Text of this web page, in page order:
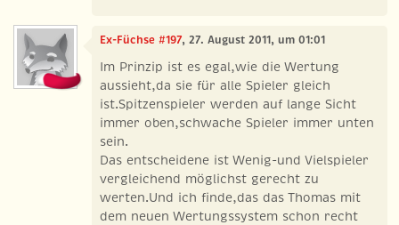
Ex-Füchse #197, 27. August 2011, um 01:01
Im Prinzip ist es egal,wie die Wertung
aussieht,da sie für alle Spieler gleich
ist.Spitzenspieler werden auf lange Sicht
immer oben,schwache Spieler immer unten
sein.
Das entscheidene ist Wenig-und Vielspieler
vergleichend möglichst gerecht zu
werten.Und ich finde,das das Thomas mit
dem neuen Wertungssystem schon recht